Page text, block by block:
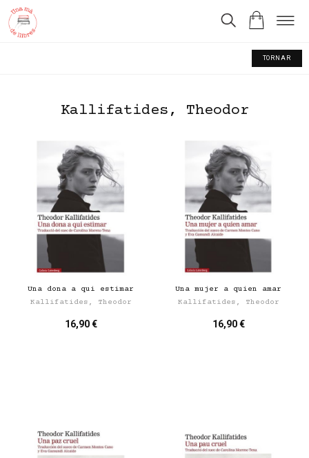
TORNAR
Kallifatides, Theodor
Una dona a qui estimar
Kallifatides, Theodor
16,90 €
Una mujer a quien amar
Kallifatides, Theodor
16,90 €